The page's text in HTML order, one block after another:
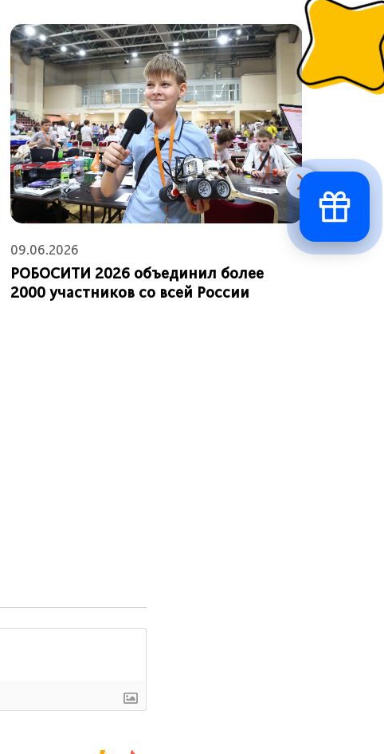
09.06.2026
РОБОСИТИ 2026 объединил более
2000 участников со всей России